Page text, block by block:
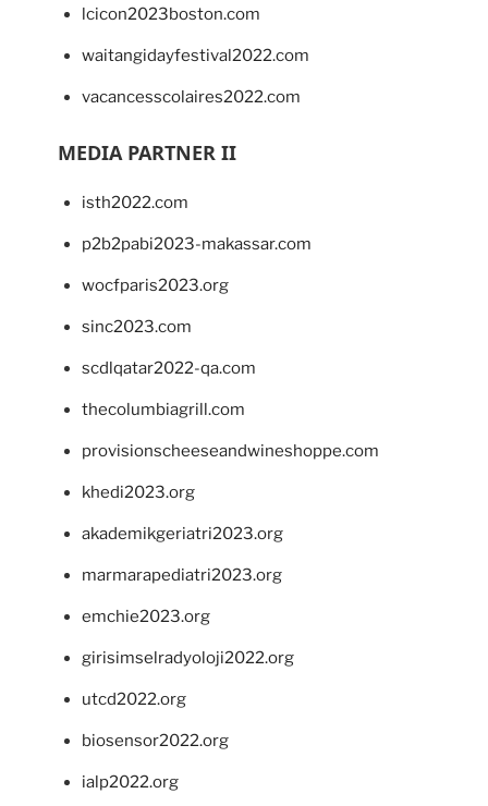
lcicon2023boston.com
waitangidayfestival2022.com
vacancesscolaires2022.com
MEDIA PARTNER II
isth2022.com
p2b2pabi2023-makassar.com
wocfparis2023.org
sinc2023.com
scdlqatar2022-qa.com
thecolumbiagrill.com
provisionscheeseandwineshoppe.com
khedi2023.org
akademikgeriatri2023.org
marmarapediatri2023.org
emchie2023.org
girisimselradyoloji2022.org
utcd2022.org
biosensor2022.org
ialp2022.org